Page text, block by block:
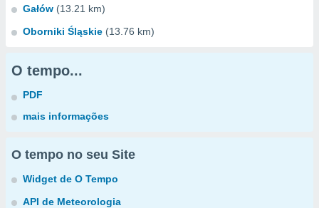
Gałów (13.21 km)
Oborniki Śląskie (13.76 km)
O tempo...
PDF
mais informações
O tempo no seu Site
Widget de O Tempo
API de Meteorologia